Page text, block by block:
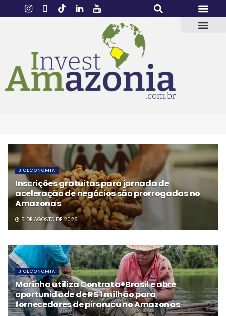
BIOECONOMIA
Inscrições gratuitas para jornada de
aceleração de negócios são prorrogadas no
Amazonas
5 DE AGOSTO DE 2026
BIOECONOMIA
Marinha utiliza Contrata+Brasil e abre
oportunidade de R$ 1 milhão para
fornecedores de pirarucu no Amazonas